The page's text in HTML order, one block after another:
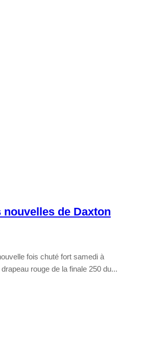
de Daxton
fois chuté fort samedi à
rouge de la finale 250 du...